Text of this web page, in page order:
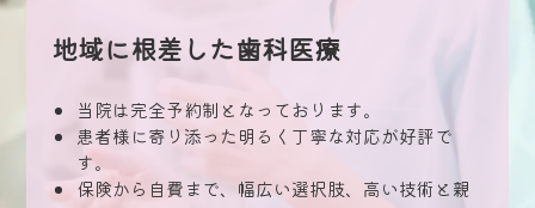
地域に根差した歯科医療
当院は完全予約制となっております。
患者様に寄り添った明るく丁寧な対応が好評で
す。
保険から自費まで、幅広い選択肢、高い技術と親